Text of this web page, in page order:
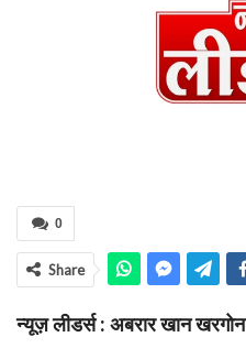
0
Share
न्यूज़ लीडर्स : अबरार खान खरगोन